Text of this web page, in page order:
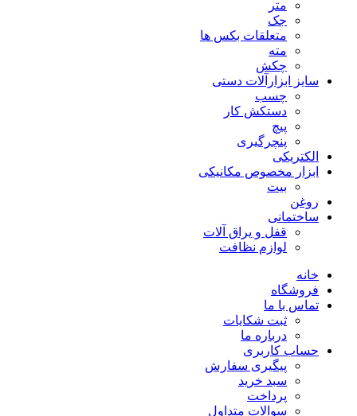
متر
جک
متعلقات بکس ها
مته
چکش
سایز ابزارآلات دستی
چسب
دستکش کار
پیچ
پنچرگیری
الکتریکی
ابزار مخصوص مکانیکی
بیت
روغن
ساختمانی
قفل و یراق آلات
لوازم نظافت
خانه
فروشگاه
تماس با ما
ثبت شکایات
درباره ما
حساب کاربری
پیگیری سفارش
سبد خرید
پرداخت
سوالات متداول